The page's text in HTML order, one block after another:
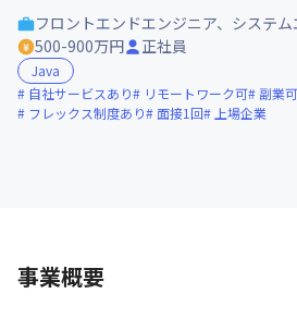
フロントエンドエンジニア、システ
500-900万円
正社員
Java
自社サービスあり
リモートワーク可 副業可
フレックス制度あり
面接1回 上場企業
事業概要